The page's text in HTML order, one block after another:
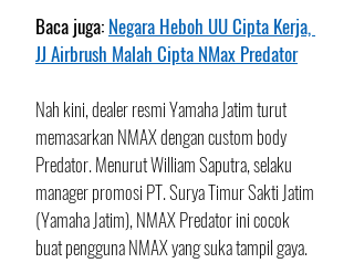
Baca juga: Negara Heboh UU Cipta Kerja,
JJ Airbrush Malah Cipta NMax Predator
Nah kini, dealer resmi Yamaha Jatim turut
memasarkan NMAX dengan custom body
Predator. Menurut William Saputra, selaku
manager promosi PT. Surya Timur Sakti Jatim
(Yamaha Jatim), NMAX Predator ini cocok
buat pengguna NMAX yang suka tampil gaya.